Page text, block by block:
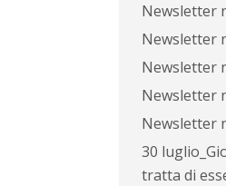
Newsletter
Newsletter
Newsletter
Newsletter
Newsletter
30
tratta di